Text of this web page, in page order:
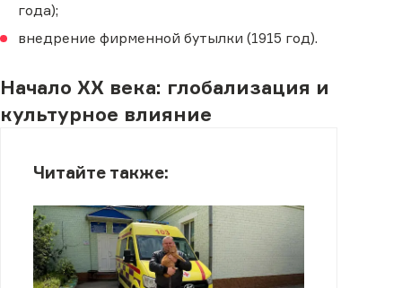
года);
внедрение фирменной бутылки (1915 год).
Начало XX века: глобализация и
культурное влияние
Читайте также: